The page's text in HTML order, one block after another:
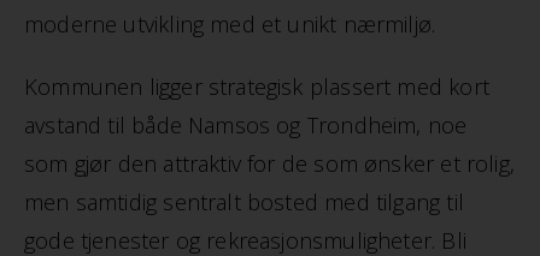
moderne utvikling med et unikt nærmiljø.
Kommunen ligger strategisk plassert med kort
avstand til både Namsos og Trondheim, noe
som gjør den attraktiv for de som ønsker et rolig,
men samtidig sentralt bosted med tilgang til
gode tjenester og rekreasjonsmuligheter. Bli